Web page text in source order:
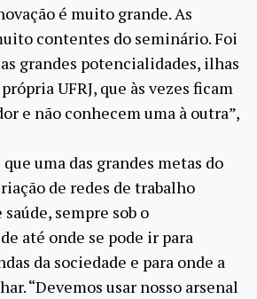
é muito grande. As
contentes do seminário. Foi
grandes potencialidades, ilhas
UFRJ, que às vezes ficam
e não conhecem uma à outra”,
uma das grandes metas do
de redes de trabalho
sempre sob o
até onde se pode ir para
da sociedade e para onde a
“Devemos usar nosso arsenal